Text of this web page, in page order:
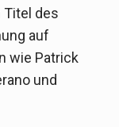
Titel des
auf
wie Patrick
und